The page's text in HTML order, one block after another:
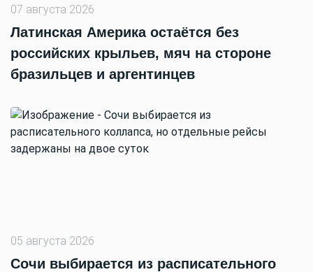
07 августа 2026
Латинская Америка остаётся без
российских крыльев, мяч на стороне
бразильцев и аргентинцев
05 августа 2026
Сочи выбирается из расписательного